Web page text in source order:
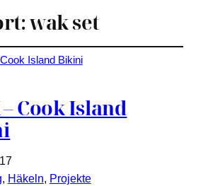
wak set
Cook Island
, Häkeln, Projekte